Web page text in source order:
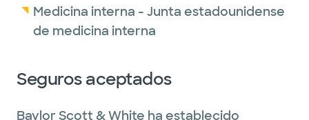
Medicina interna - Junta estadounidense
de medicina interna
Seguros aceptados
Baylor Scott & White ha establecido